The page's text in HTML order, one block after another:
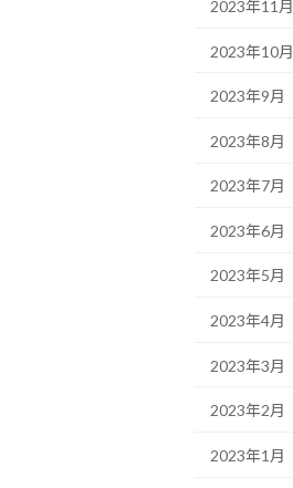
2023年11月
2023年10月
2023年9月
2023年8月
2023年7月
2023年6月
2023年5月
2023年4月
2023年3月
2023年2月
2023年1月